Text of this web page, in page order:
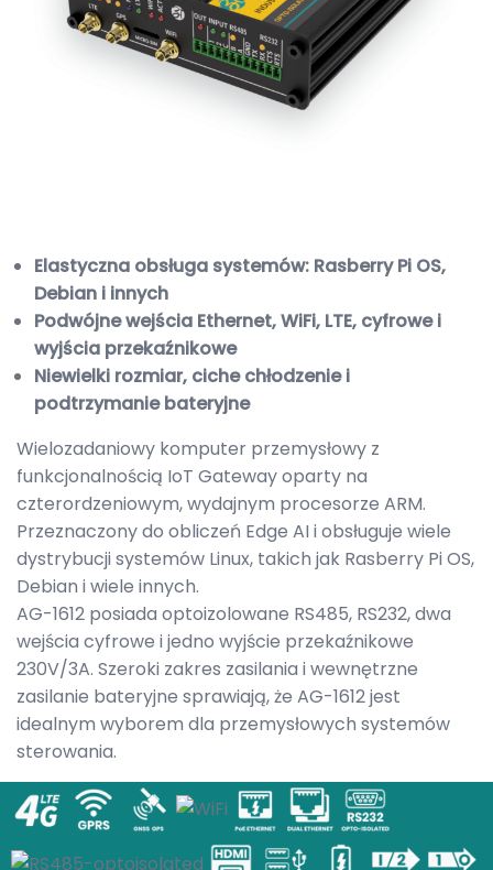
Elastyczna obsługa systemów: Rasberry Pi OS,
Debian i innych
Podwójne wejścia Ethernet, WiFi, LTE, cyfrowe i
wyjścia przekaźnikowe
Niewielki rozmiar, ciche chłodzenie i
podtrzymanie bateryjne
Wielozadaniowy komputer przemysłowy z
funkcjonalnością IoT Gateway oparty na
czterordzeniowym, wydajnym procesorze ARM.
Przeznaczony do obliczeń Edge AI i obsługuje wiele
dystrybucji systemów Linux, takich jak Rasberry Pi OS,
Debian i wiele innych.
AG-1612 posiada optoizolowane RS485, RS232, dwa
wejścia cyfrowe i jedno wyjście przekaźnikowe
230V/3A. Szeroki zakres zasilania i wewnętrzne
zasilanie bateryjne sprawiają, że AG-1612 jest
idealnym wyborem dla przemysłowych systemów
sterowania.